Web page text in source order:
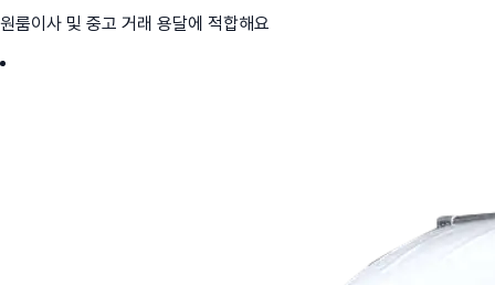
원룸이사 및 중고 거래 용달에 적합해요